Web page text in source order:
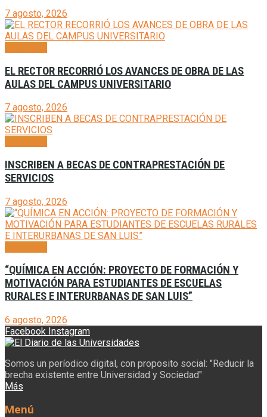
7 agosto, 2026
EL RECTOR RECORRIÓ LOS AVANCES DE OBRA DE LAS
AULAS DEL CAMPUS UNIVERSITARIO
7 agosto, 2026
INSCRIBEN A BECAS DE CONTRAPRESTACIÓN DE
SERVICIOS
7 agosto, 2026
“QUÍMICA EN ACCIÓN: PROYECTO DE FORMACIÓN Y
MOTIVACIÓN PARA ESTUDIANTES DE ESCUELAS
RURALES E INTERURBANAS DE SAN LUIS”
6 agosto, 2026
Facebook Instagram
Somos un períodico digital, con proposito social: "Reducir la
brecha existente entre Universidad y Sociedad"
Más
Menú